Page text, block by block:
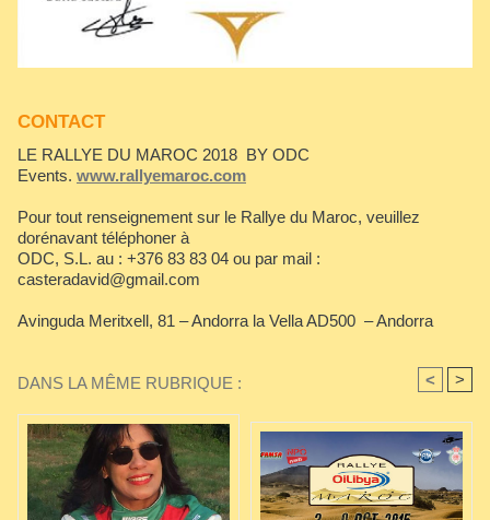
CONTACT
LE RALLYE DU MAROC 2018 BY ODC
Events. www.rallyemaroc.com
Pour tout renseignement sur le Rallye du Maroc, veuillez
dorénavant téléphoner à
ODC, S.L. au : +376 83 83 04 ou par mail :
casteradavid@gmail.com
Avinguda Meritxell, 81 – Andorra la Vella AD500 – Andorra
DANS LA MÊME RUBRIQUE : < >